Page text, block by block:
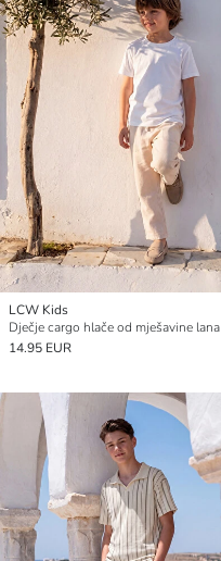
LCW Kids
Dječje cargo hlače od mješavine lana
14.95 EUR